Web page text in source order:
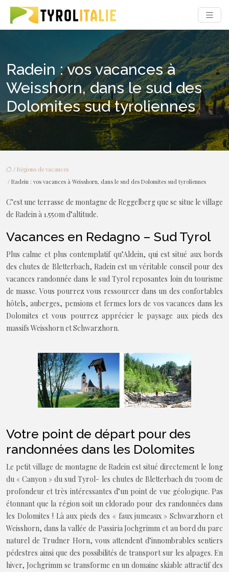
Radein : vos vacances à
Weisshorn, dans le sud des
Dolomites sud tyroliennes
/ Régions de vacances
/ Radein : vos vacances à Weisshorn, dans le sud des Dolomites sud tyroliennes
C’est une terrasse de montagne de Reggelberg que se situe le village
de Radein à 1.550m d’altitude.
Vacances en Redagno – Sud Tyrol
Plus calme et plus contemplatif qu’Aldein, qui est situé aux bords
des chutes de Bletterbach, Radein est un véritable conseil pour des
vacances randonnée dans le sud Tyrol reposantes loin du tourisme
de masse. Vous pourrez vous ressourcer dans un des confortables
hôtels, auberges, pensions et fermes lors de vos vacances dans les
Dolomites et vous pourrez apprécier le paysage aux pieds des
massifs Weisshorn et Schwarzhorn.
Votre point de départ pour des
randonnées dans les Dolomites
Le petit village de montagne de Radein est situé directement le long
du « Canyon » du sud Tyrol- les chutes de Bletterbach du 700m de
profondeur et très intéressantes d’un point de vue géologique. Pas
étonnant que la région soit un eldorado pour des randonnées dans
les Dolomites ! Là aux pieds des « faux jumeaux » Schwarzhorn et
Weisshorn, dans la vallée de Passiria Jochgrimm et au bord du parc
naturel de Trudner Horn, vous attendent d’innombrables sentiers
pédestres ainsi que des possibilités de transport sur les alpages. En
hiver, Jochgrimm se transforme en un domaine skiable attractif des